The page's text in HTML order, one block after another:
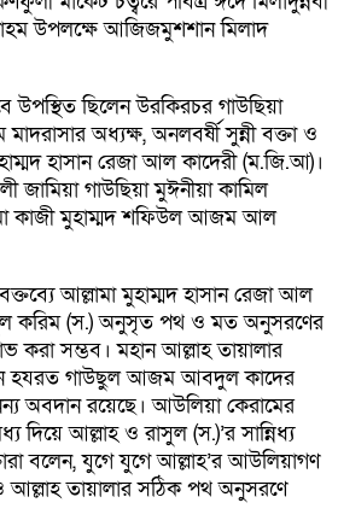
উপলক্ষে আজিজমুশশান মিলাদ
উপস্থিত ছিলেন উরকিরচর গাউছিয়া
মাদরাসার অধ্যক্ষ, অনলবর্ষী সুন্নী বক্তা ও
হাসান রেজা আল কাদেরী (ম.জি.আ)।
জামিয়া গাউছিয়া মুঈনীয়া কামিল
কাজী মুহাম্মদ শফিউল আজম আল
আল্লামা মুহাম্মদ হাসান রেজা আল
করিম (স.) অনুসৃত পথ ও মত অনুসরণের
করা সম্ভব। মহান আল্লাহ তায়ালার
হযরত গাউছুল আজম আবদুল কাদের
অবদান রয়েছে। আউলিয়া কেরামের
আল্লাহ ও রাসুল (স.)’র সান্নিধ্য
বলেন, যুগে যুগে আল্লাহ’র আউলিয়াগণ
তায়ালার সঠিক পথ অনুসরণে